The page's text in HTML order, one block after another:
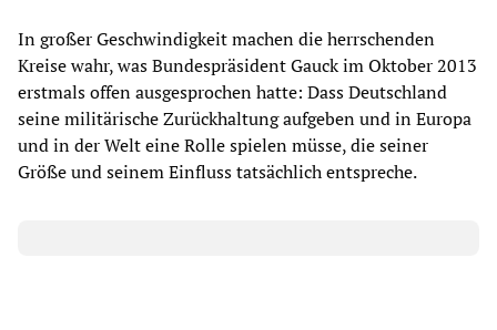
In großer Geschwindigkeit machen die herrschenden
Kreise wahr, was Bundespräsident Gauck im Oktober 2013
erstmals offen ausgesprochen hatte: Dass Deutschland
seine militärische Zurückhaltung aufgeben und in Europa
und in der Welt eine Rolle spielen müsse, die seiner
Größe und seinem Einfluss tatsächlich entspreche.